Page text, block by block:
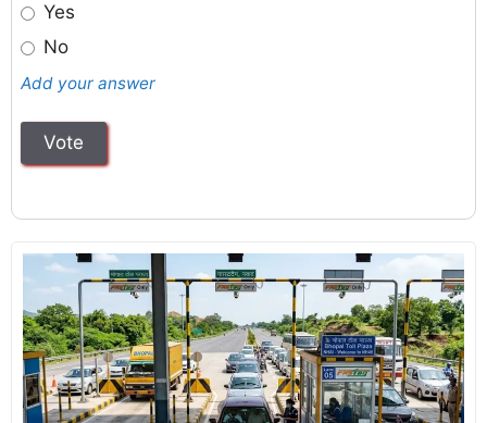
Yes
No
Add your answer